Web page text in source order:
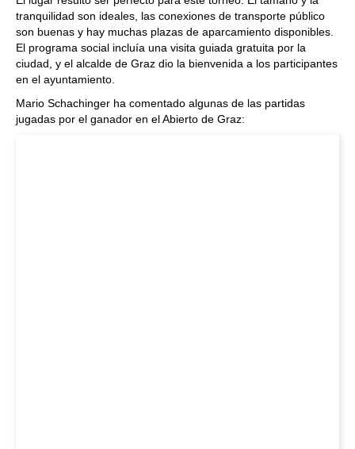
tranquilidad son ideales, las conexiones de transporte público
son buenas y hay muchas plazas de aparcamiento disponibles.
El programa social incluía una visita guiada gratuita por la
ciudad, y el alcalde de Graz dio la bienvenida a los participantes
en el ayuntamiento.
Mario Schachinger ha comentado algunas de las partidas
jugadas por el ganador en el Abierto de Graz: